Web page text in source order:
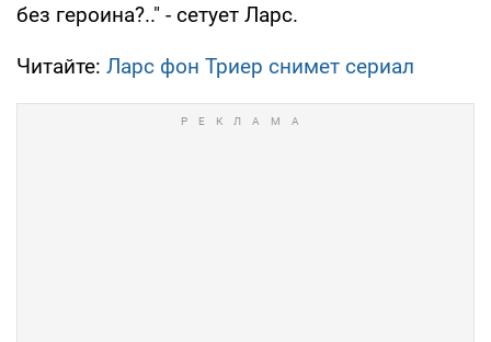
без героина?.." - сетует Ларс.
Читайте: Ларс фон Триер снимет сериал